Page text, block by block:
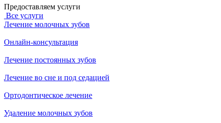
Предоставляем услуги
Все услуги
Лечение молочных зубов
Онлайн-консультация
Лечение постоянных зубов
Лечение во сне и под седацией
Ортодонтическое лечение
Удаление молочных зубов